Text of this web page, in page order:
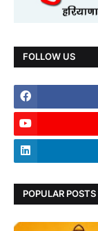
FOLLOW US
POPULAR POSTS